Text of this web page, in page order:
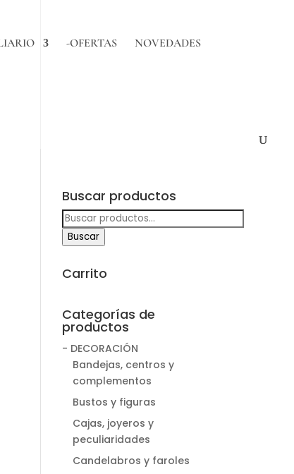
-OFERTAS NOVEDADES
Buscar productos
Buscar
por:
Buscar
Carrito
Categorías de
productos
- DECORACIÓN
Bandejas, centros y
complementos
Bustos y figuras
Cajas, joyeros y
peculiaridades
Candelabros y faroles